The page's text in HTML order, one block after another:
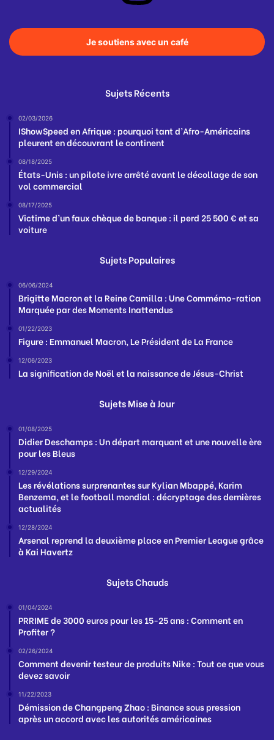
Je soutiens avec un café
Sujets Récents
02/03/2026
IShowSpeed en Afrique : pourquoi tant d’Afro-Américains
pleurent en découvrant le continent
08/18/2025
États-Unis : un pilote ivre arrêté avant le décollage de son
vol commercial
08/17/2025
Victime d’un faux chèque de banque : il perd 25 500 € et sa
voiture
Sujets Populaires
06/06/2024
Brigitte Macron et la Reine Camilla : Une Commémo-ration
Marquée par des Moments Inattendus
01/22/2023
Figure : Emmanuel Macron, Le Président de La France
12/06/2023
La signification de Noël et la naissance de Jésus-Christ
Sujets Mise à Jour
01/08/2025
Didier Deschamps : Un départ marquant et une nouvelle ère
pour les Bleus
12/29/2024
Les révélations surprenantes sur Kylian Mbappé, Karim
Benzema, et le football mondial : décryptage des dernières
actualités
12/28/2024
Arsenal reprend la deuxième place en Premier League grâce
à Kai Havertz
Sujets Chauds
01/04/2024
PRRIME de 3000 euros pour les 15-25 ans : Comment en
Profiter ?
02/26/2024
Comment devenir testeur de produits Nike : Tout ce que vous
devez savoir
11/22/2023
Démission de Changpeng Zhao : Binance sous pression
après un accord avec les autorités américaines